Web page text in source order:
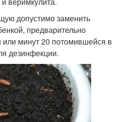
допустимо заменить
предварительно
или минут 20 потомившейся в
дезинфекции.